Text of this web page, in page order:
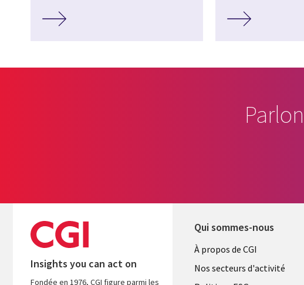
Insights you can act on
Fondée en 1976, CGI figure parmi les
Qui sommes-nous
Useful
links
À propos de CGI
Nos secteurs d'activité